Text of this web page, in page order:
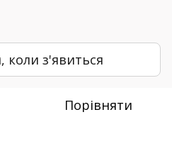
коли з'явиться
Порівняти